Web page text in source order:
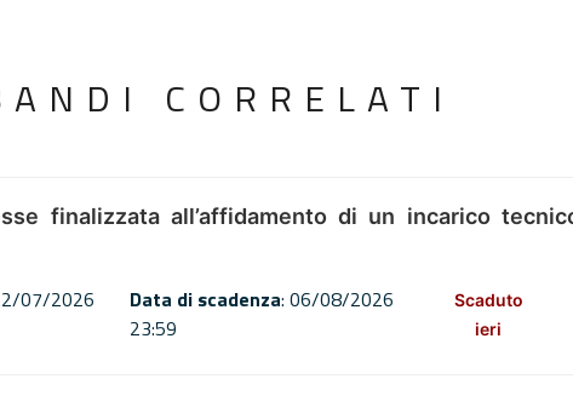
CORRELATI
finalizzata all’affidamento di un incarico
07/2026
Data di scadenza: 06/08/2026
23:59
Scaduto
ieri